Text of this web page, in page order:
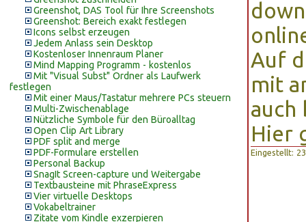
Greenshot, DAS Tool für Ihre Screenshots
Greenshot: Bereich exakt festlegen
Icons selbst erzeugen
Jedem Anlass sein Desktop
Kostenloser Innenraum Planer
Mind Mapping Programm - kostenlos
Mit "Visual Subst" Ordner als Laufwerk
festlegen
Mit einer Maus/Tastatur mehrere PCs steuern
Multi-Zwischenablage
Nützliche Symbole für den Büroalltag
Open Clip Art Library
PDF split and merge
PDF-Formulare erstellen
Personal Backup
SnagIt Screen-capture und Weitergabe
Textbausteine mit PhraseExpress
Vier virtuelle Desktops
Vokabeltrainer
Zitate vom Kindle exzerpieren
Auf
mit
auch
Hier
Eingestellt: